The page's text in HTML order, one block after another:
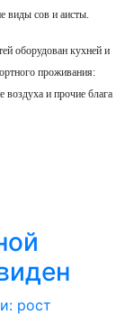
виды сов и аисты.
оборудован кухней и
проживания:
воздуха и прочие блага